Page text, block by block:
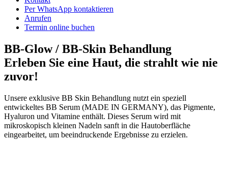
Per WhatsApp kontaktieren
Anrufen
Termin online buchen
BB-Glow / BB-Skin Behandlung
Erleben Sie eine Haut, die strahlt wie nie
zuvor!
Unsere exklusive BB Skin Behandlung nutzt ein speziell
entwickeltes BB Serum (MADE IN GERMANY), das Pigmente,
Hyaluron und Vitamine enthält. Dieses Serum wird mit
mikroskopisch kleinen Nadeln sanft in die Hautoberfläche
eingearbeitet, um beeindruckende Ergebnisse zu erzielen.